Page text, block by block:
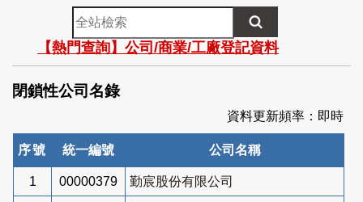
全
站
檢
索
【熱門查詢】公司/商業/工廠登記資料
閉鎖性公司名錄
資料更新頻率：即時
序號 統一編號 公司名稱
1 00000379 勤宸股份有限公司